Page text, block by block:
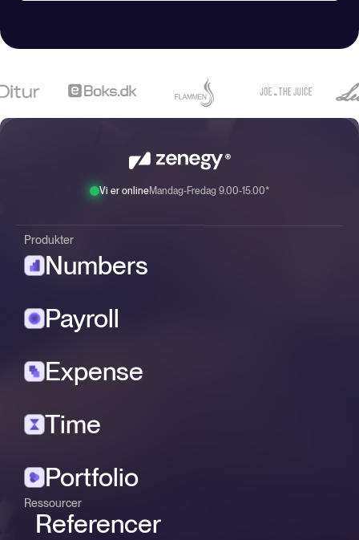
Vi er onlineMandag-Fredag 9.00-15.00*
Produkter
Numbers
Payroll
Expense
Time
Portfolio
Ressourcer
Referencer